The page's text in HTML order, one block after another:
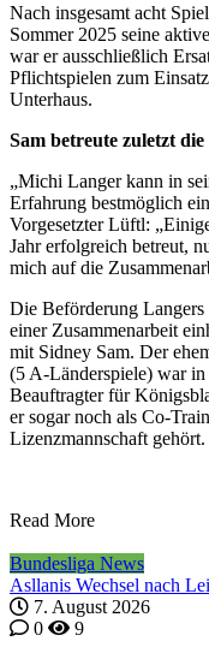
Nach insgesamt acht
Sommer 2025 seine
war er ausschließlich
Pflichtspielen zum
Unterhaus.
Sam betreute zuletzt
„Michi Langer kann in
Erfahrung bestmöglich
Vorgesetzter Lüftl:
Jahr erfolgreich betreut,
mich auf die
Die Beförderung
einer Zusammenarbeit
mit Sidney Sam. Der
(5 A-Länderspiele) war in
Beauftragter für
er sogar noch als Co-
Lizenzmannschaft
Read More
Bundesliga News
Asllanis Wechsel nach
7. August 2026
0
9